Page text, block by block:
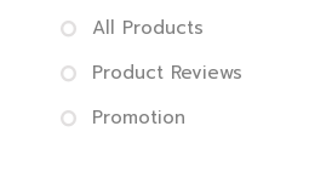
All Products
Product Reviews
Promotion